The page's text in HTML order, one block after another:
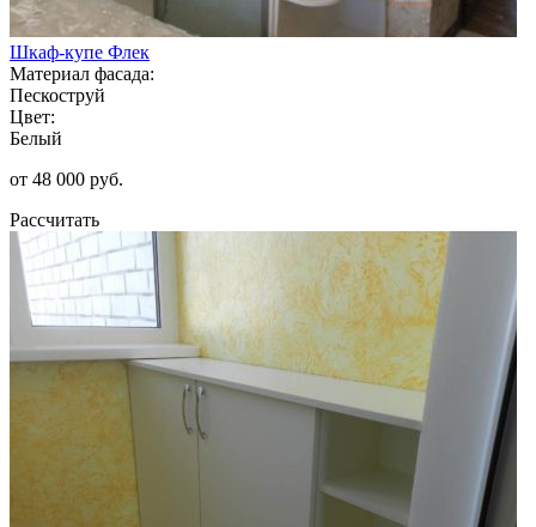
Шкаф-купе Флек
Материал фасада:
Пескоструй
Цвет:
Белый
от 48 000 руб.
Рассчитать